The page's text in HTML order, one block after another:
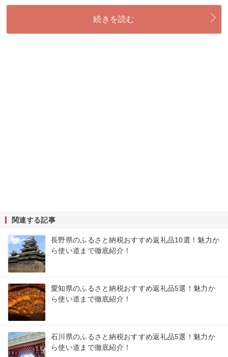
続きを読む
関連する記事
長野県のふるさと納税おすすめ返礼品10選！魅力か
ら使い道まで徹底紹介！
愛知県のふるさと納税おすすめ返礼品5選！魅力か
ら使い道まで徹底紹介！
石川県のふるさと納税おすすめ返礼品5選！魅力か
ら使い道まで徹底紹介！